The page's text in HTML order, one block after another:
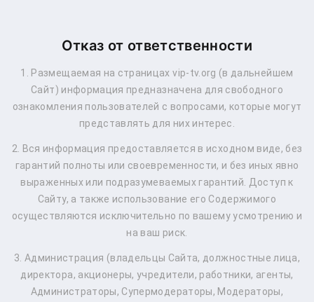
Отказ от ответственности
1. Размещаемая на страницах vip-tv.org (в дальнейшем
Сайт) информация предназначена для свободного
ознакомления пользователей с вопросами, которые могут
представлять для них интерес.
2. Вся информация предоставляется в исходном виде, без
гарантий полноты или своевременности, и без иных явно
выраженных или подразумеваемых гарантий. Доступ к
Сайту, а также использование его Содержимого
осуществляются исключительно по вашему усмотрению и
на ваш риск.
3. Администрация (владельцы Сайта, должностные лица,
директора, акционеры, учредители, работники, агенты,
Администраторы, Супермодераторы, Модераторы,